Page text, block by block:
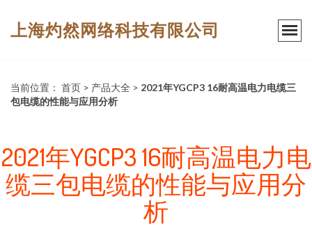
上海灼然网络科技有限公司
当前位置： 首页 > 产品大全 > 2021年YGCP3 16耐高温电力电缆三
包电缆的性能与应用分析
2021年YGCP3 16耐高温电力电
缆三包电缆的性能与应用分
析